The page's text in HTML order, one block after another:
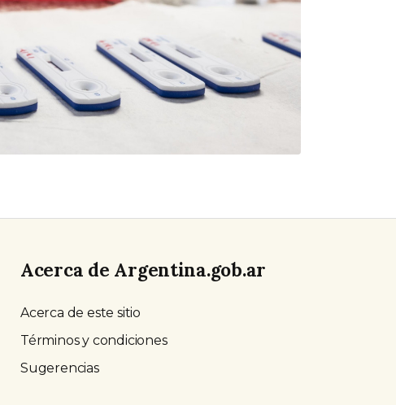
Acerca de Argentina.gob.ar
Acerca de este sitio
Términos y condiciones
Sugerencias